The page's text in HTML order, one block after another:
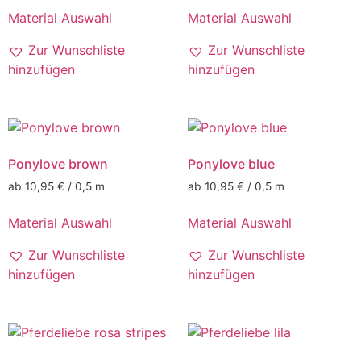
Material Auswahl
Zur Wunschliste
hinzufügen
Material Auswahl
Zur Wunschliste
hinzufügen
Ponylove brown
ab 10,95 € / 0,5 m
Material Auswahl
Zur Wunschliste
hinzufügen
Ponylove blue
ab 10,95 € / 0,5 m
Material Auswahl
Zur Wunschliste
hinzufügen